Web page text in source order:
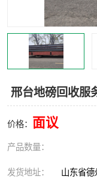
邢台地磅回收服
价格： 面议
产品数量：
发货地址： 山东省
撕碎机
塑料撕碎机